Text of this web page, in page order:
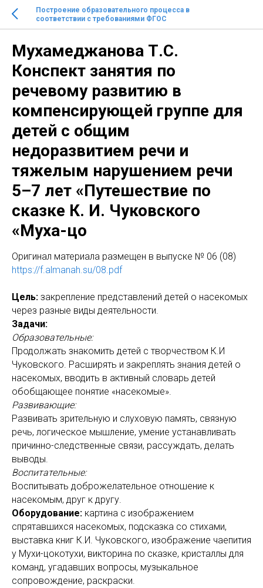
Построение образовательного процесса в
соответствии с требованиями ФГОС
Мухамеджанова Т.С.
Конспект занятия по
речевому развитию в
компенсирующей группе для
детей с общим
недоразвитием речи и
тяжелым нарушением речи
5–7 лет «Путешествие по
сказке К. И. Чуковского
«Муха-цо
Оригинaл материала размещен в выпуске № 06 (08)
https://f.almanah.su/08.pdf
Цель: закрепление представлений детей о насекомых
через разные виды деятельности.
Задачи:
Образовательные:
Продолжать знакомить детей с творчеством К.И
Чуковского. Расширять и закреплять знания детей о
насекомых, вводить в активный словарь детей
обобщающее понятие «насекомые».
Развивающие:
Развивать зрительную и слуховую память, связную
речь, логическое мышление, умение устанавливать
причинно-следственные связи, рассуждать, делать
выводы.
Воспитательные:
Воспитывать доброжелательное отношение к
насекомым, друг к другу.
Оборудование: картина с изображением
спрятавшихся насекомых, подсказка со стихами,
выставка книг К.И. Чуковского, изображение чаепития
у Мухи-цокотухи, викторина по сказке, кристаллы для
команд, угадавших вопросы, музыкальное
сопровождение, раскраски.